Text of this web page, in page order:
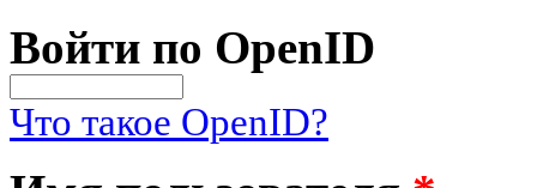
Войти по OpenID
Что такое OpenID?